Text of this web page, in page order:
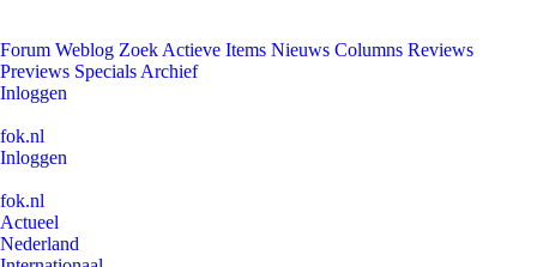
Forum Weblog Zoek Actieve Items Nieuws Columns Reviews
Previews Specials Archief
Inloggen
fok.nl
Inloggen
fok.nl
Actueel
Nederland